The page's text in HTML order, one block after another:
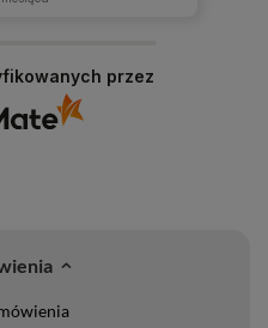
przez